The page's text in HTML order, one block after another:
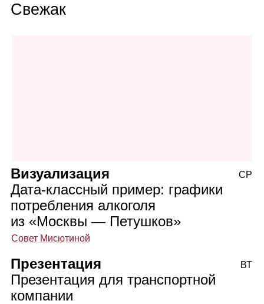
Свежак
Визуализация
Дата‑классный пример: графики
потребления алкоголя
из «Москвы — Петушков»
Совет Мисютиной
СР
Презентация
Презентация для транспортной
компании
ВТ